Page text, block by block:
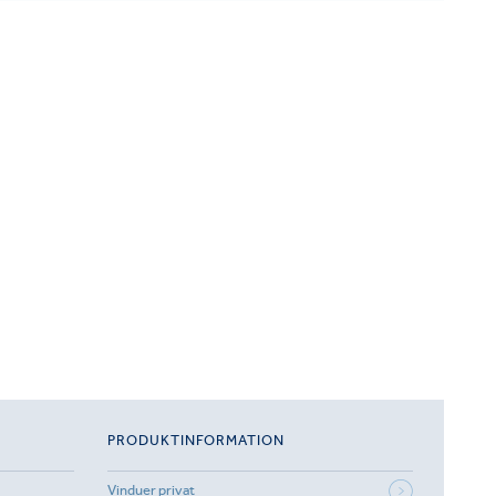
PRODUKTINFORMATION
Vinduer privat